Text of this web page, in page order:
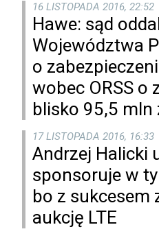
16 LISTOPADA 2016, 22:52
Hawe: sąd
Województwa
o
wobec ORSS o
blisko 95,5 mln
17 LISTOPADA 2016, 16:33
Andrzej Halicki
sponsoruje w
bo z sukcesem
aukcję LTE